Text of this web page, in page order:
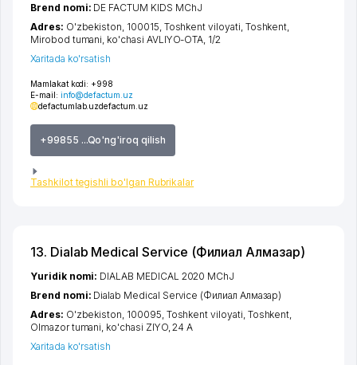
Mamlakat kodi: +998
E-mail: info@defactum.uz
defactumlab.uzdefactum.uz
+99855 ...Qo'ng'iroq qilish
Tashkilot tegishli bo'lgan Rubrikalar
Brend nomi: DE FACTUM KIDS MChJ
Adres: O'zbekiston, 100015, Toshkent viloyati, Toshkent,
Mirobod tumani, ko'chasi AVLIYO-OTA, 1/2
Xaritada ko'rsatish
13. Dialab Medical Service (Филиал Алмазар)
Yuridik nomi: DIALAB MEDICAL 2020 MChJ
Brend nomi: Dialab Medical Service (Филиал Алмазар)
Adres: O'zbekiston, 100095, Toshkent viloyati Toshkent
Olmazor tumani ko'chasi ZIYO, 24 A
Xaritada ko'rsatish